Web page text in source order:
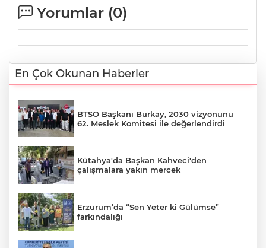
Yorumlar (0)
En Çok Okunan Haberler
BTSO Başkanı Burkay, 2030 vizyonunu
62. Meslek Komitesi ile değerlendirdi
Kütahya'da Başkan Kahveci'den
çalışmalara yakın mercek
Erzurum’da “Sen Yeter ki Gülümse”
farkındalığı